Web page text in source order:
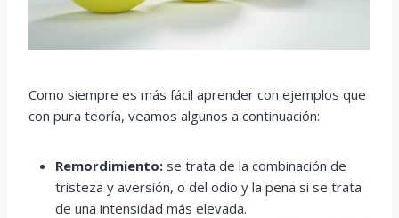
Como siempre es más fácil aprender con ejemplos que
con pura teoría, veamos algunos a continuación:
Remordimiento: se trata de la combinación de
tristeza y aversión, o del odio y la pena si se trata
de una intensidad más elevada.